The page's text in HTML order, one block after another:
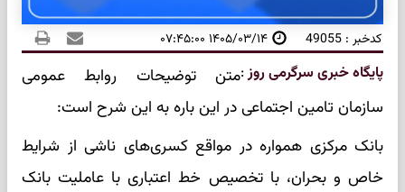
کدخبر : 49055 ۱۴۰۵/۰۳/۱۴ ۰۷:۴۵:۰۰
پایگاه خبری سرگرمی روز:متن توضیحات روابط عمومی
سازمان تامین اجتماعی در این باره به این شرح است:
بانک مرکزی همواره در مواقع کسری‌های ناشی از شرایط
خاص و بحران، با تخصیص خط اعتباری با عاملیت بانک